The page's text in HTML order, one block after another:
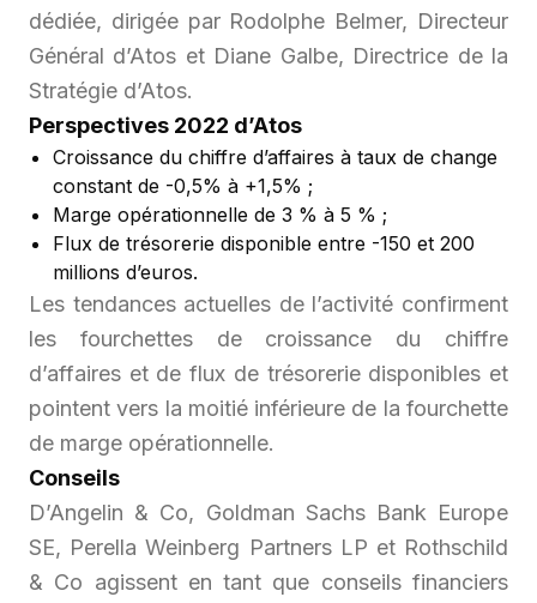
dédiée, dirigée par Rodolphe Belmer, Directeur
Général d’Atos et Diane Galbe, Directrice de la
Stratégie d’Atos.
Perspectives 2022 d’Atos
Croissance du chiffre d’affaires à taux de change
constant de -0,5% à +1,5% ;
Marge opérationnelle de 3 % à 5 % ;
Flux de trésorerie disponible entre -150 et 200
millions d’euros.
Les tendances actuelles de l’activité confirment
les fourchettes de croissance du chiffre
d’affaires et de flux de trésorerie disponibles et
pointent vers la moitié inférieure de la fourchette
de marge opérationnelle.
Conseils
D’Angelin & Co, Goldman Sachs Bank Europe
SE, Perella Weinberg Partners LP et Rothschild
& Co agissent en tant que conseils financiers